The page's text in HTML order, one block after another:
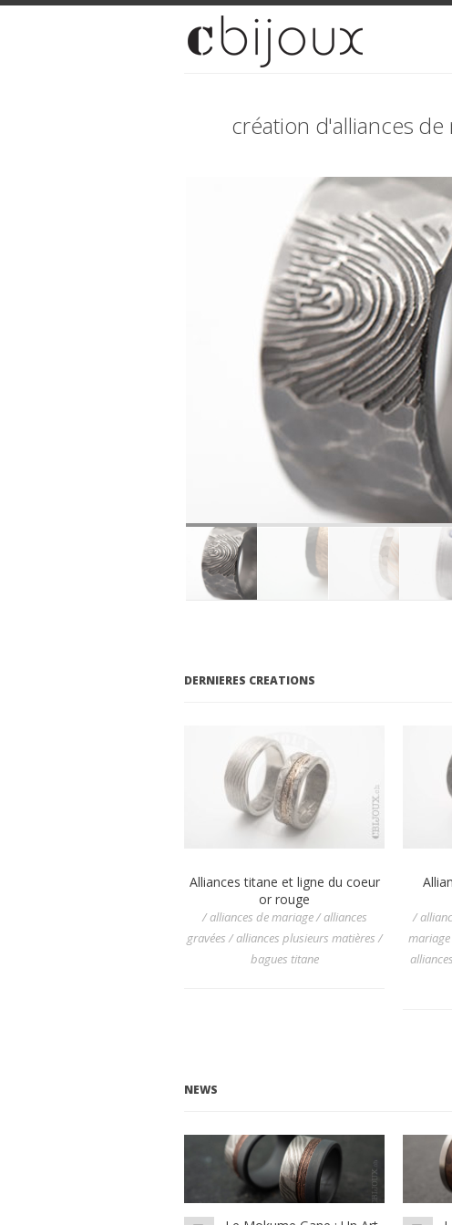
création d'alliances
DERNIERES CREATIONS
Alliances titane et ligne du coeur
or rouge
/ alliances de mariage / alliances
gravées / alliances plusieurs matières /
bagues titane
/
NEWS